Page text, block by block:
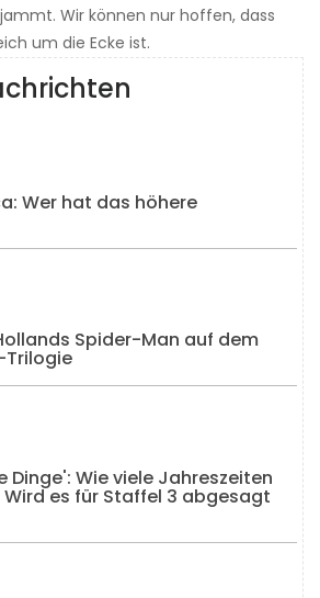
Wir können nur hoffen, dass
um die Ecke ist.
Wer hat das höhere
Spider-Man auf dem
Trilogie
Dinge': Wie viele Jahreszeiten
es für Staffel 3 abgesagt